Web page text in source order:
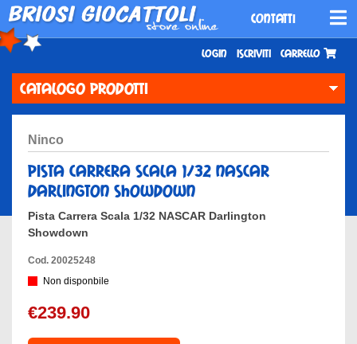
CONTATTI
CATALOGO PRODOTTI
Login Iscriviti Carrello
ninco
pista carrera scala 1/32 nascar
darlington showdown
Pista Carrera Scala 1/32 NASCAR Darlington
Showdown
Cod. 20025248
Non disponbile
€239.90